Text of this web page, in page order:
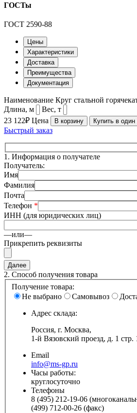
ГОСТы
ГОСТ 2590-88
Цены
Характеристики
Доставка
Преимущества
Документация
Наименование Круг стальной
Длина, м
Вес, т
23 122₽ Цена В корзину Купить в один
Быстрый заказ
1. Информация о получателе
Получатель:
Имя
Фамилия
Почта
Телефон *
ИНН (для юридических лиц)
—или—
Прикрепить реквизиты
2. Способ получения товара
Получение товара:
Не выбрано
Самовывоз
Адрес склада:
Россия, г. Москва,
1-й Вязовский проезд, д. 1 стр.
Email
info@ms-gp.ru
Часы работы:
круглосуточно
Телефоны
8 (495) 212-19-06
(499) 712-00-26 (факс)